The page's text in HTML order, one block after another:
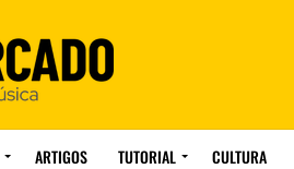
ARTIGOS TUTORIAL CULTURA